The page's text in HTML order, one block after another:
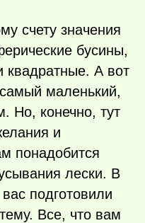
счету значения
бусины,
квадратные. А вот
маленький,
Но, конечно, тут
и
понадобится
лески. В
подготовили
Все, что вам